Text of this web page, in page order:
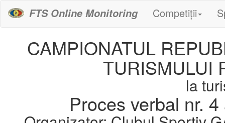
FTS Online Monitoring Competiții
CAMPIONATUL
TURISMULUI
la
Proces verbal nr.